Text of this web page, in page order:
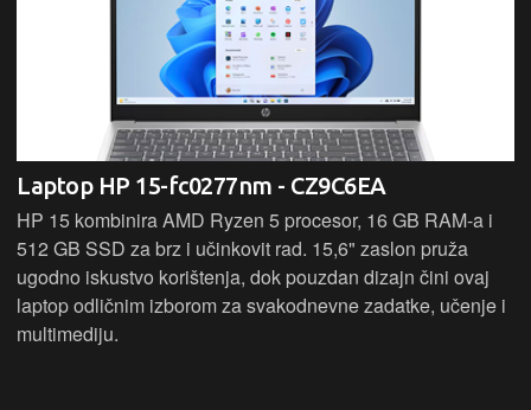
Laptop HP 15-fc0277nm - CZ9C6EA
HP 15 kombinira AMD Ryzen 5 procesor, 16 GB RAM-a i
512 GB SSD za brz i učinkovit rad. 15,6" zaslon pruža
ugodno iskustvo korištenja, dok pouzdan dizajn čini ovaj
laptop odličnim izborom za svakodnevne zadatke, učenje i
multimediju.